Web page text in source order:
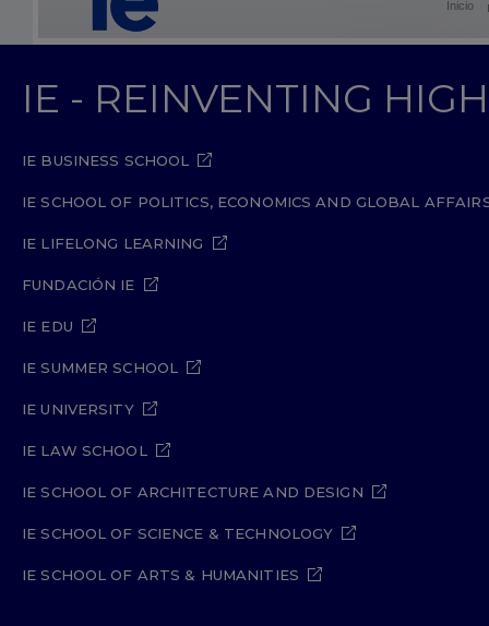
Inicio
IE - REINVENTING
IE BUSINESS SCHOOL
IE SCHOOL OF POLITICS, ECONOMICS AND GLOBAL
IE LIFELONG LEARNING
FUNDACIÓN IE
IE EDU
IE SUMMER SCHOOL
IE UNIVERSITY
IE LAW SCHOOL
IE SCHOOL OF ARCHITECTURE AND DESIGN
IE SCHOOL OF SCIENCE & TECHNOLOGY
IE SCHOOL OF ARTS & HUMANITIES